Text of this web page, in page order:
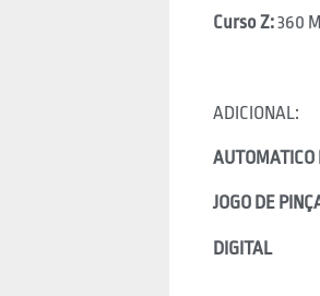
Curso Z:360
ADICIONAL:
AUTOMATICO
JOGO DE
DIGITAL